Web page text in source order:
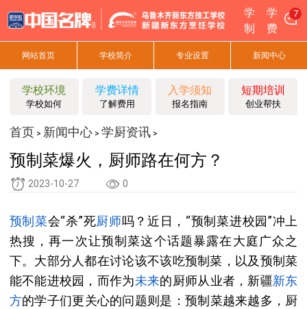
学
制
学
费
7
网站首页 学校简介 专业设置 新闻中心
学校环境
学校如何
学费详情
了解费用
入学须知
报名指南
短期培训
创业帮扶
首页 > 新闻中心> 学厨资讯>
预制菜爆火，厨师路在何方？
2023-10-27 0
预制菜会“杀”死厨师吗？近日，“预制菜进校园”冲上
热搜，再一次让预制菜这个话题暴露在大庭广众之
下。大部分人都在讨论该不该吃预制菜，以及预制菜
能不能进校园，而作为未来的厨师从业者，新疆新东
方的学子们更关心的问题则是：预制菜越来越多，厨